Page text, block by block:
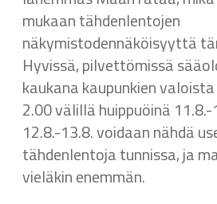
mukaan tähdenlentojen
näkymistodennäköisyyttä
Hyvissä, pilvettömissä
kaukana kaupunkien
2.00 välillä huippuöinä 11.8.-
12.8.-13.8. voidaan nähdä
tähdenlentoja tunnissa, ja
vieläkin enemmän.